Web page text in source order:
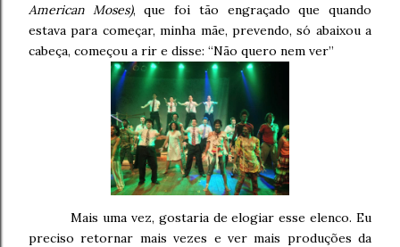
American Moses), que foi tão engraçado que quando
estava para começar, minha mãe, prevendo, só abaixou a
cabeça, começou a rir e disse: “Não quero nem ver”
Mais uma vez, gostaria de elogiar esse elenco. Eu
preciso retornar mais vezes e ver mais produções da